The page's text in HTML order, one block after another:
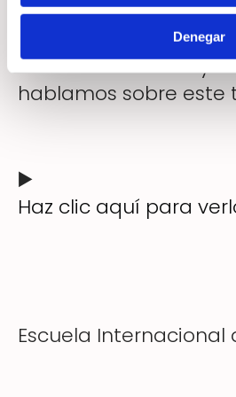
Denegar
Acabamos de subir un
vídeo exclusivo en
hablamos sobre este
▶️
Haz clic aquí para
Escuela Internacional